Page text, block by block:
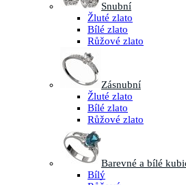
Snubní
Žluté zlato
Bílé zlato
Růžové zlato
Zásnubní
Žluté zlato
Bílé zlato
Růžové zlato
Barevné a bílé
Bílý